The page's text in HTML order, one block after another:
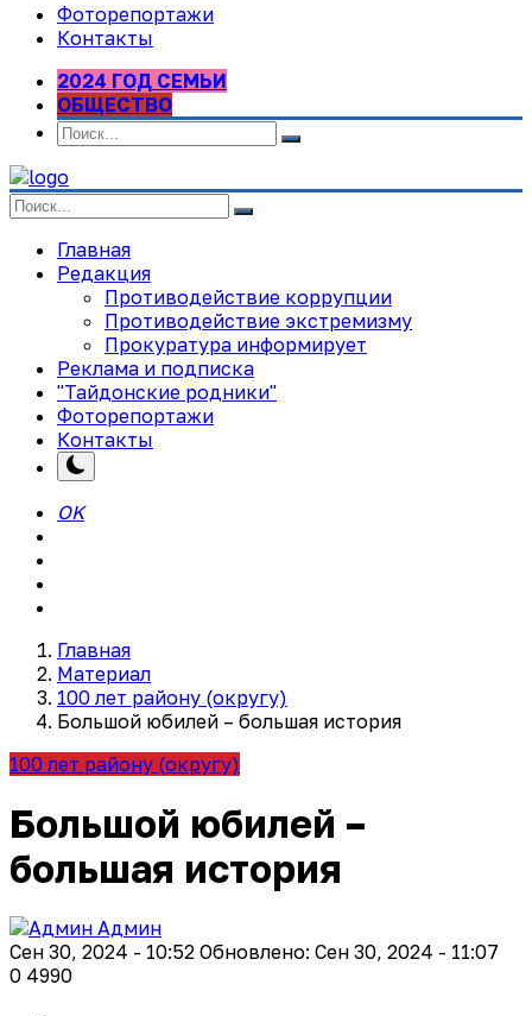
Фоторепортажи
Контакты
2024 ГОД СЕМЬИ
ОБЩЕСТВО
Главная
Редакция
Противодействие коррупции
Противодействие экстремизму
Прокуратура информирует
Реклама и подписка
"Тайдонские родники"
Фоторепортажи
Контакты
OK
Главная
Материал
100 лет району (округу)
Большой юбилей – большая история
100 лет району (округу)
Большой юбилей –
большая история
Админ
Сен 30, 2024 - 10:52 Обновлено: Сен 30, 2024 - 11:07
0 4990